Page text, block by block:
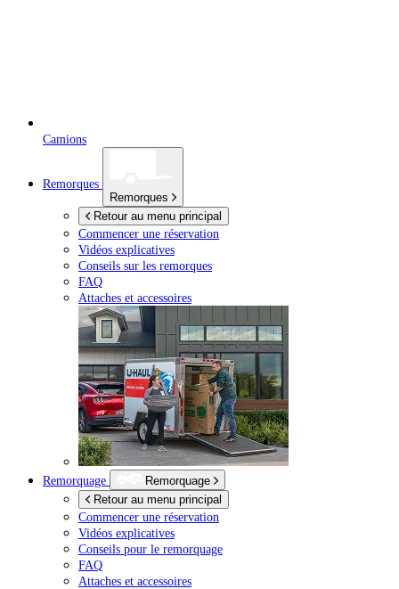
Camions
Remorques
Remorques
Retour au menu principal
Commencer une réservation
Vidéos explicatives
Conseils sur les remorques
FAQ
Attaches et accessoires
Remorquage
Remorquage
Retour au menu principal
Commencer une réservation
Vidéos explicatives
Conseils pour le remorquage
FAQ
Attaches et accessoires